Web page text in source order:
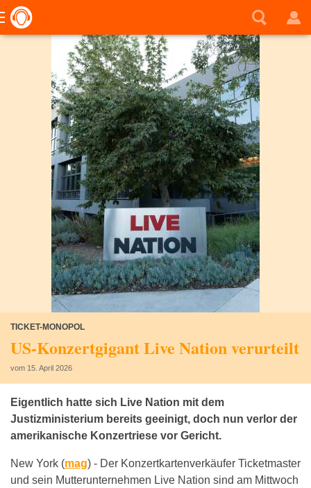
TICKET-MONOPOL
US-Konzertgigant Live Nation verurteilt
vom 15. April 2026
Eigentlich hatte sich Live Nation mit dem
Justizministerium bereits geeinigt, doch nun verlor der
amerikanische Konzertriese vor Gericht.
New York (mag) - Der Konzertkartenverkäufer Ticketmaster
und sein Mutterunternehmen Live Nation sind am Mittwoch